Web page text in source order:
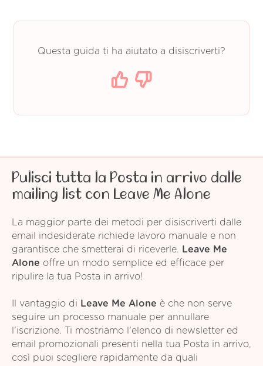
Questa guida ti ha aiutato a disiscriverti?
Pulisci tutta la Posta in arrivo dalle
mailing list con Leave Me Alone
La maggior parte dei metodi per disiscriverti dalle
email indesiderate richiede lavoro manuale e non
garantisce che smetterai di riceverle.
Leave Me
Alone offre un modo semplice ed efficace per
ripulire la tua Posta in arrivo!
Il vantaggio di Leave Me Alone è che non serve
seguire un processo manuale per annullare
l'iscrizione. Ti mostriamo l'elenco di newsletter ed
email promozionali presenti nella tua Posta in arrivo,
così puoi scegliere rapidamente da quali